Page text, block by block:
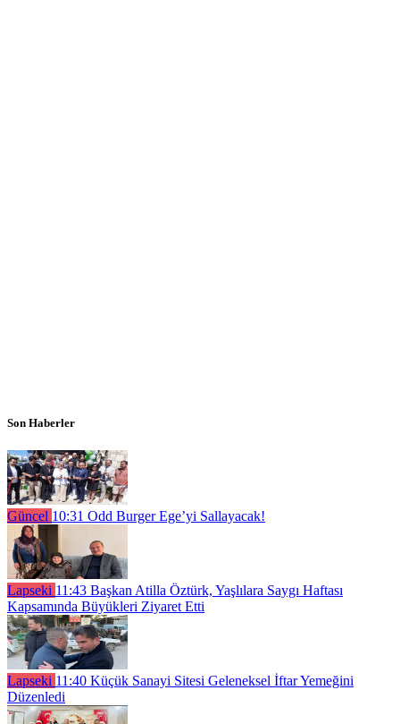
Son Haberler
Güncel 10:31 Odd Burger Ege’yi Sallayacak!
Lapseki 11:43 Başkan Atilla Öztürk, Yaşlılara Saygı Haftası
Kapsamında Büyükleri Ziyaret Etti
Lapseki 11:40 Küçük Sanayi Sitesi Geleneksel İftar Yemeğini
Düzenledi